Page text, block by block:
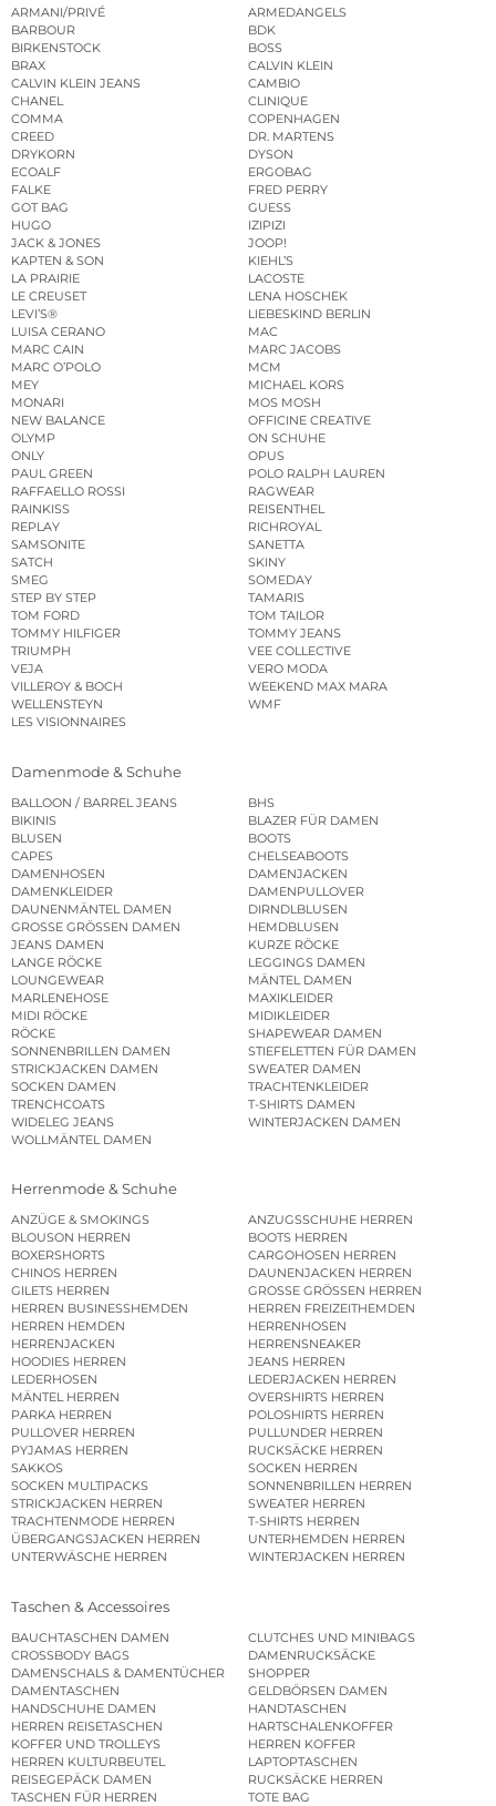
ARMANI/PRIVÉ
ARMEDANGELS
BARBOUR
BDK
BIRKENSTOCK
BOSS
BRAX
CALVIN KLEIN
CALVIN KLEIN JEANS
CAMBIO
CHANEL
CLINIQUE
COMMA
COPENHAGEN
CREED
DR. MARTENS
DRYKORN
DYSON
ECOALF
ERGOBAG
FALKE
FRED PERRY
GOT BAG
GUESS
HUGO
IZIPIZI
JACK & JONES
JOOP!
KAPTEN & SON
KIEHL’S
LA PRAIRIE
LACOSTE
LE CREUSET
LENA HOSCHEK
LEVI’S®
LIEBESKIND BERLIN
LUISA CERANO
MAC
MARC CAIN
MARC JACOBS
MARC O’POLO
MCM
MEY
MICHAEL KORS
MONARI
MOS MOSH
NEW BALANCE
OFFICINE CREATIVE
OLYMP
ON SCHUHE
ONLY
OPUS
PAUL GREEN
POLO RALPH LAUREN
RAFFAELLO ROSSI
RAGWEAR
RAINKISS
REISENTHEL
REPLAY
RICHROYAL
SAMSONITE
SANETTA
SATCH
SKINY
SMEG
SOMEDAY
STEP BY STEP
TAMARIS
TOM FORD
TOM TAILOR
TOMMY HILFIGER
TOMMY JEANS
TRIUMPH
VEE COLLECTIVE
VEJA
VERO MODA
VILLEROY & BOCH
WEEKEND MAX MARA
WELLENSTEYN
WMF
LES VISIONNAIRES
Damenmode & Schuhe
BALLOON / BARREL JEANS
BHS
BIKINIS
BLAZER FÜR DAMEN
BLUSEN
BOOTS
CAPES
CHELSEABOOTS
DAMENHOSEN
DAMENJACKEN
DAMENKLEIDER
DAMENPULLOVER
DAUNENMÄNTEL DAMEN
DIRNDLBLUSEN
GROSSE GRÖSSEN DAMEN
HEMDBLUSEN
JEANS DAMEN
KURZE RÖCKE
LANGE RÖCKE
LEGGINGS DAMEN
LOUNGEWEAR
MÄNTEL DAMEN
MARLENEHOSE
MAXIKLEIDER
MIDI RÖCKE
MIDIKLEIDER
RÖCKE
SHAPEWEAR DAMEN
SONNENBRILLEN DAMEN
STIEFELETTEN FÜR DAMEN
STRICKJACKEN DAMEN
SWEATER DAMEN
SOCKEN DAMEN
TRACHTENKLEIDER
TRENCHCOATS
T-SHIRTS DAMEN
WIDELEG JEANS
WINTERJACKEN DAMEN
WOLLMÄNTEL DAMEN
Herrenmode & Schuhe
ANZÜGE & SMOKINGS
ANZUGSSCHUHE HERREN
BLOUSON HERREN
BOOTS HERREN
BOXERSHORTS
CARGOHOSEN HERREN
CHINOS HERREN
DAUNENJACKEN HERREN
GILETS HERREN
GROSSE GRÖSSEN HERREN
HERREN BUSINESSHEMDEN
HERREN FREIZEITHEMDEN
HERREN HEMDEN
HERRENHOSEN
HERRENJACKEN
HERRENSNEAKER
HOODIES HERREN
JEANS HERREN
LEDERHOSEN
LEDERJACKEN HERREN
MÄNTEL HERREN
OVERSHIRTS HERREN
PARKA HERREN
POLOSHIRTS HERREN
PULLOVER HERREN
PULLUNDER HERREN
PYJAMAS HERREN
RUCKSÄCKE HERREN
SAKKOS
SOCKEN HERREN
SOCKEN MULTIPACKS
SONNENBRILLEN HERREN
STRICKJACKEN HERREN
SWEATER HERREN
TRACHTENMODE HERREN
T-SHIRTS HERREN
ÜBERGANGSJACKEN HERREN
UNTERHEMDEN HERREN
UNTERWÄSCHE HERREN
WINTERJACKEN HERREN
Taschen & Accessoires
BAUCHTASCHEN DAMEN
CLUTCHES UND MINIBAGS
CROSSBODY BAGS
DAMENRUCKSÄCKE
DAMENSCHALS & DAMENTÜCHER
SHOPPER
DAMENTASCHEN
GELDBÖRSEN DAMEN
HANDSCHUHE DAMEN
HANDTASCHEN
HERREN REISETASCHEN
HARTSCHALENKOFFER
KOFFER UND TROLLEYS
HERREN KOFFER
HERREN KULTURBEUTEL
LAPTOPTASCHEN
REISEGEPÄCK DAMEN
RUCKSÄCKE HERREN
TASCHEN FÜR HERREN
TOTE BAG